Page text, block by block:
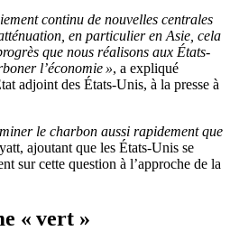
continu de nouvelles centrales
en particulier en Asie, cela
que nous réalisons aux États-
l’économie », a expliqué
adjoint des États-Unis, à la presse à
le charbon aussi rapidement que
ajoutant que les États-Unis se
sur cette question à l’approche de la
« vert »